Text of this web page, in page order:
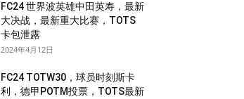
FC24 世界波英雄中田英寿，最新
大决战，最新重大比赛，TOTS
卡包泄露
2024年4月12日
FC24 TOTW30，球员时刻斯卡
利，德甲POTM投票，TOTS最新